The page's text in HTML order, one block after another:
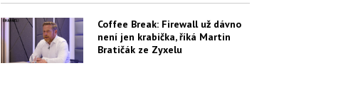
Coffee Break: Firewall už dávno
není jen krabička, říká Martin
Bratičák ze Zyxelu